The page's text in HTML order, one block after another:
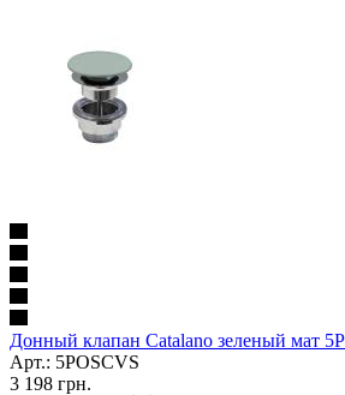
Донный клапан Catalano зеленый мат
Арт.: 5POSCVS
3 198 грн.